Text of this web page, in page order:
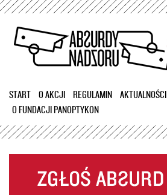
Przejdź
treści
START O AKCJI REGULAMIN
AKTUALNOŚCI
O FUNDACJI PANOPTYKON